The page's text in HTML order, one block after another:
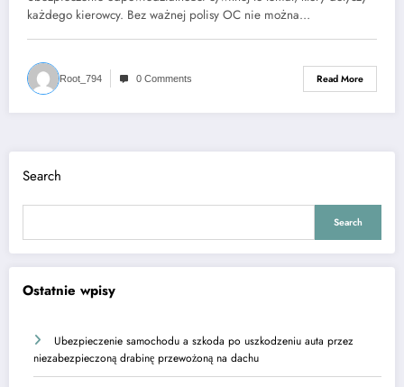
każdego kierowcy. Bez ważnej polisy OC nie można…
Root_794 0 Comments Read More
Search
Search
Ostatnie wpisy
Ubezpieczenie samochodu a szkoda po uszkodzeniu auta przez
niezabezpieczoną drabinę przewożoną na dachu